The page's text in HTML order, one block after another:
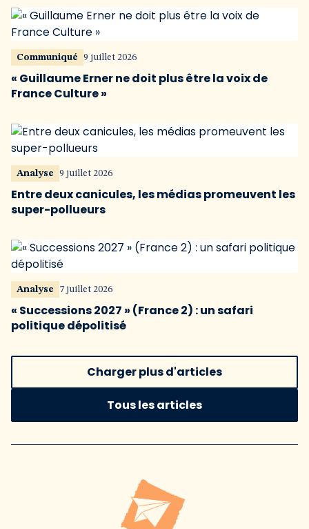
Communiqué 9 juillet 2026
« Guillaume Erner ne doit plus être la voix de
France Culture »
Analyse 9 juillet 2026
Entre deux canicules, les médias promeuvent les
super-pollueurs
Analyse 7 juillet 2026
« Successions 2027 » (France 2) : un safari
politique dépolitisé
Charger plus d'articles
Tous les articles